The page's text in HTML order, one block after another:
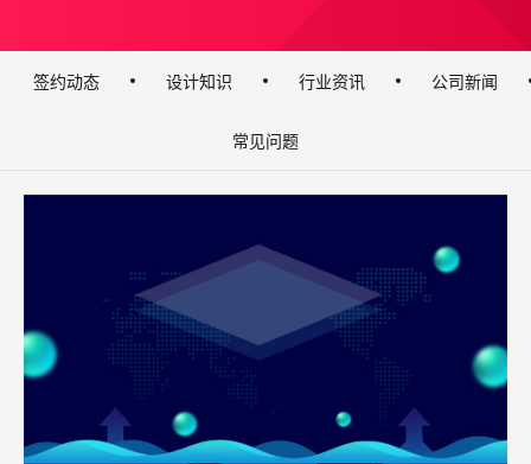
签约动态 设计知识 行业资讯 公司新闻
常见问题